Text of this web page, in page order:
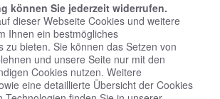
㎡
können Sie jederzeit widerrufen.
dieser Webseite Cookies und weitere
Ihnen ein bestmögliches
zu bieten. Sie können das Setzen von
und unsere Seite nur mit den
Cookies nutzen. Weitere
eine detaillierte Übersicht der Cookies